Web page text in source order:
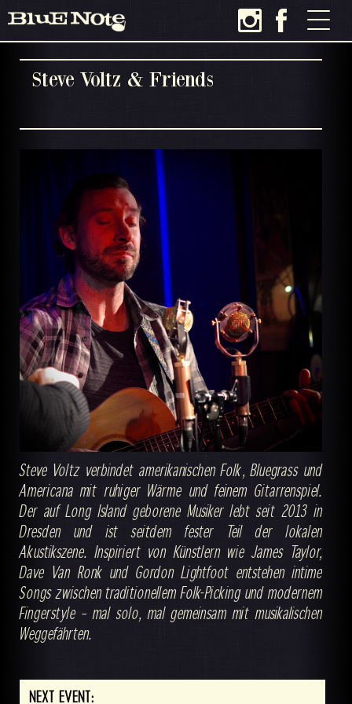
Steve Voltz & Friends
Steve Voltz verbindet amerikanischen Folk, Bluegrass und
Americana mit ruhiger Wärme und feinem Gitarrenspiel.
Der auf Long Island geborene Musiker lebt seit 2013 in
Dresden und ist seitdem fester Teil der lokalen
Akustikszene. Inspiriert von Künstlern wie James Taylor,
Dave Van Ronk und Gordon Lightfoot entstehen intime
Songs zwischen traditionellem Folk-Picking und modernem
Fingerstyle – mal solo, mal gemeinsam mit musikalischen
Weggefährten.
NEXT EVENT: